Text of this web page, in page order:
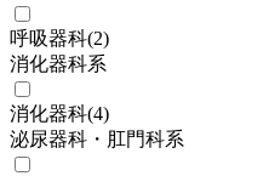
呼吸器科(2)
消化器科系
消化器科(4)
泌尿器科・肛門科系